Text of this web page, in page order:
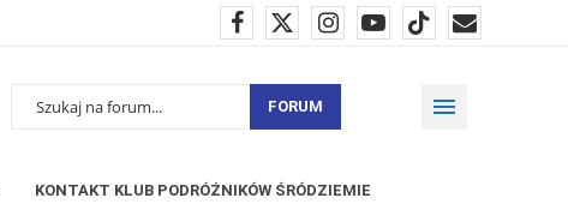
FORUM
KONTAKT KLUB PODRÓŻNIKÓW ŚRÓDZIEMIE